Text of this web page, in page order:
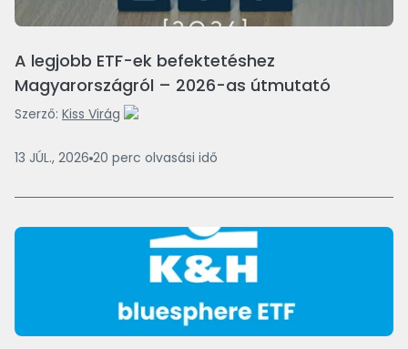
A legjobb ETF-ek befektetéshez
Magyarországról – 2026-as útmutató
Szerző: Kiss Virág
13 JÚL., 2026 20 perc olvasási idő